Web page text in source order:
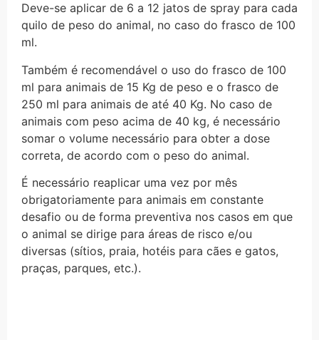
Deve-se aplicar de 6 a 12 jatos de spray para cada
quilo de peso do animal, no caso do frasco de 100
ml.
Também é recomendável o uso do frasco de 100
ml para animais de 15 Kg de peso e o frasco de
250 ml para animais de até 40 Kg. No caso de
animais com peso acima de 40 kg, é necessário
somar o volume necessário para obter a dose
correta, de acordo com o peso do animal.
É necessário reaplicar uma vez por mês
obrigatoriamente para animais em constante
desafio ou de forma preventiva nos casos em que
o animal se dirige para áreas de risco e/ou
diversas (sítios, praia, hotéis para cães e gatos,
praças, parques, etc.).